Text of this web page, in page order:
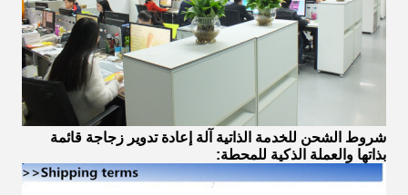
شروط الشحن للخدمة الذاتية آلة إعادة تدوير زجاجة قائمة
بذاتها والعملة الذكية للمحطة: